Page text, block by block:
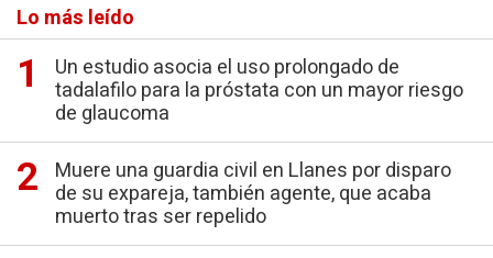
Lo más leído
Un estudio asocia el uso prolongado de
tadalafilo para la próstata con un mayor riesgo
de glaucoma
Muere una guardia civil en Llanes por disparo
de su expareja, también agente, que acaba
muerto tras ser repelido